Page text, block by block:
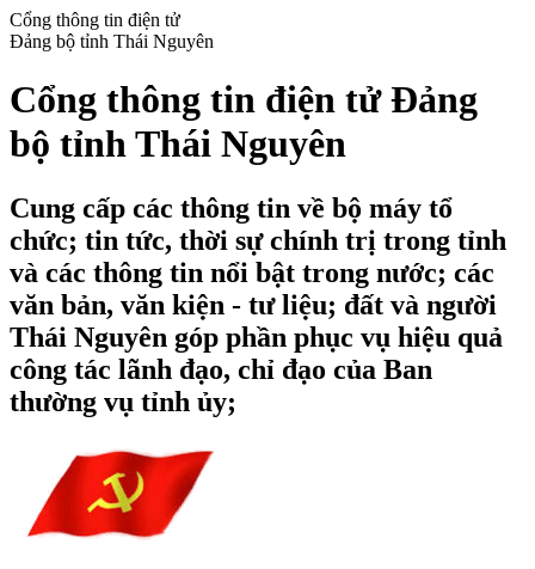
Cổng thông tin điện tử
Đảng bộ tỉnh Thái Nguyên
Cổng thông tin điện tử Đảng
bộ tỉnh Thái Nguyên
Cung cấp các thông tin về bộ máy tổ
chức; tin tức, thời sự chính trị trong tỉnh
và các thông tin nổi bật trong nước; các
văn bản, văn kiện - tư liệu; đất và người
Thái Nguyên góp phần phục vụ hiệu quả
công tác lãnh đạo, chỉ đạo của Ban
thường vụ tỉnh ủy;